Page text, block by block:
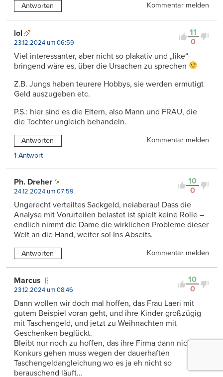
Antworten Kommentar melden
11
0
lol
23.12.2024 um 06:59
Viel interessanter, aber nicht so plakativ und „like“-
bringend wäre es, über die Ursachen zu sprechen
Z.B. Jungs haben teurere Hobbys, sie werden ermutigt
Geld auszugeben etc.
P.S.: hier sind es die Eltern, also Mann und FRAU, die
die Tochter ungleich behandeln.
Antworten
Kommentar melden
1 Antwort
10
0
Ph. Dreher
24.12.2024 um 07:59
Ungerecht verteiltes Sackgeld, neiaberau! Dass die
Analyse mit Vorurteilen belastet ist spielt keine Rolle –
endlich nimmt die Dame die wirklichen Probleme dieser
Welt an die Hand, weiter so! Ins Abseits.
Antworten Kommentar melden
10
0
Marcus
23.12.2024 um 08:46
Dann wollen wir doch mal hoffen, das Frau Laeri mit
gutem Beispiel voran geht, und ihre Kinder großzügig
mit Taschengeld, und jetzt zu Weihnachten mit
Geschenken beglückt.
Bleibt nur noch zu hoffen, das ihre Firma dann nicht in
Konkurs gehen muss wegen der dauerhaften
Taschengeldangleichung wo es ja eh nicht so
berauschend läuft…